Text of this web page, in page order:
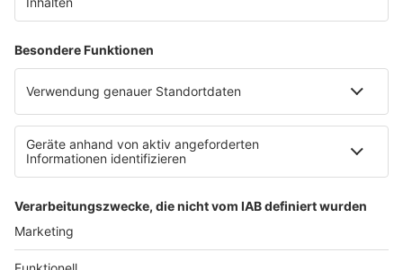
obligatorisch.
oder unter Beteiligung einer nachgewiesenen
Sars-CoV-2-Infektion gestorben.
25. Januar:Mehr als 1,5 Millionen Menschen
haben in Deutschland bereits ihre erste Corona-
Impfung erhalten, mehr als 220 000 auch schon
die zweite. (dpa)